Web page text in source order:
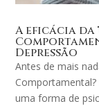
A eficácia
Depressão
Antes de mais
uma forma de